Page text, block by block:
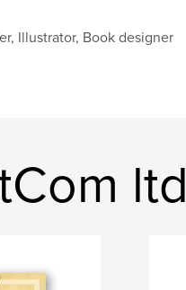
Illustrator, Book designer
ltd